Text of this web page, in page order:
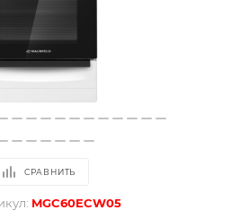
СРАВНИТЬ
MGC60ECW05